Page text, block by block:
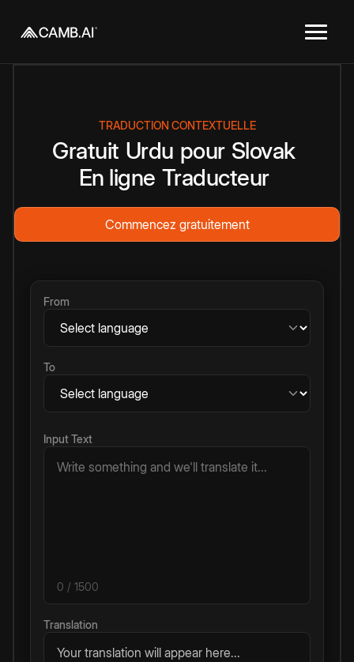
TRADUCTION CONTEXTUELLE
Gratuit Urdu pour Slovak
En ligne Traducteur
Commencez gratuitement
From
To
Input Text
0 / 1500
Translation
Your translation will appear here...